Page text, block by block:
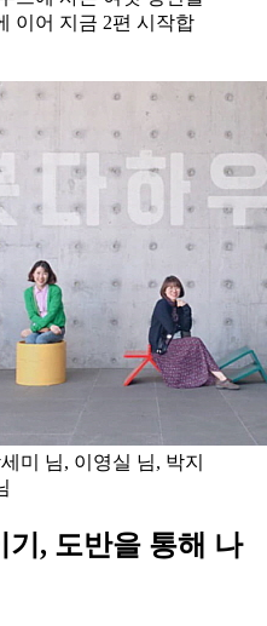
이어 지금 2편 시작합
미 님, 이영실 님, 박지
기, 도반을 통해 나